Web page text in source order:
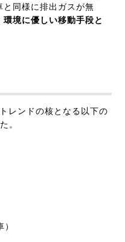
と同様に排出ガスが無
環境に優しい移動手段と
レンドの核となる以下の
。